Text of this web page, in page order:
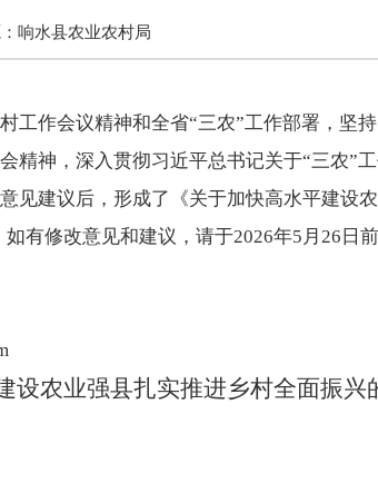
响水县农业农村局
工作会议精神和全省“三农”工作部署，坚
精神，深入贯彻习近平总书记关于“三农”
见建议后，形成了《关于加快高水平建设
有修改意见和建议，请于2026年5月26日
设农业强县扎实推进乡村全面振兴